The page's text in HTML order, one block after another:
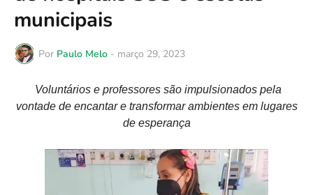
municipais
Por Paulo Melo - março 29, 2023
Voluntários e professores são impulsionados pela
vontade de encantar e transformar ambientes em lugares
de esperança